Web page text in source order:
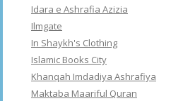
Idara e Ashrafia Azizia
Ilmgate
In Shaykh's Clothing
Islamic Books City
Khanqah Imdadiya Ashrafiya
Maktaba Maariful Quran